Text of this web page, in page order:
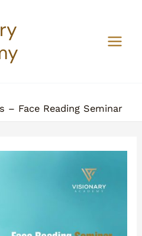
– Face Reading Seminar